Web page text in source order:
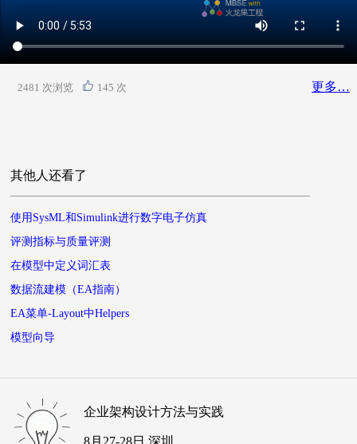
2481 次浏览 145 次 更多…
其他人还看了
使用SysML和Simulink进行数字电子仿真
评测指标与质量评测
在模型中定义词汇表
数据流建模（EA指南）
EA菜单-Layout中Helpers
模型向导